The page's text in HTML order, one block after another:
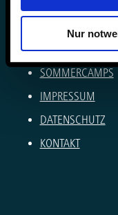
Nur
KARRIERE AN
SOMMERCAMPS
IMPRESSUM
DATENSCHUTZ
KONTAKT